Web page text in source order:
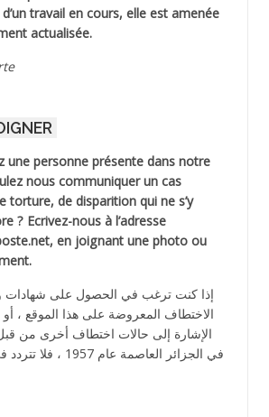
travail en cours, elle est amenée
actualisée.
une personne présente dans notre
nous communiquer un cas
torture, de disparition qui ne s’y
? Ecrivez-nous à l’adresse
en joignant une photo ou
إذا كنت ترغب في الحصول على شهادات
الاختطاف المعروضة على هذا الموقع ،
الإشارة إلى حالات اختطاف أخرى من
في الجزائر العاصمة